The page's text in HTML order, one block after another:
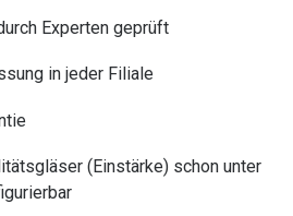
Experten geprüft
in jeder Filiale
(Einstärke) schon unter